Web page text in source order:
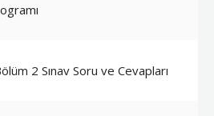
2 Sınav Soru ve Cevapları